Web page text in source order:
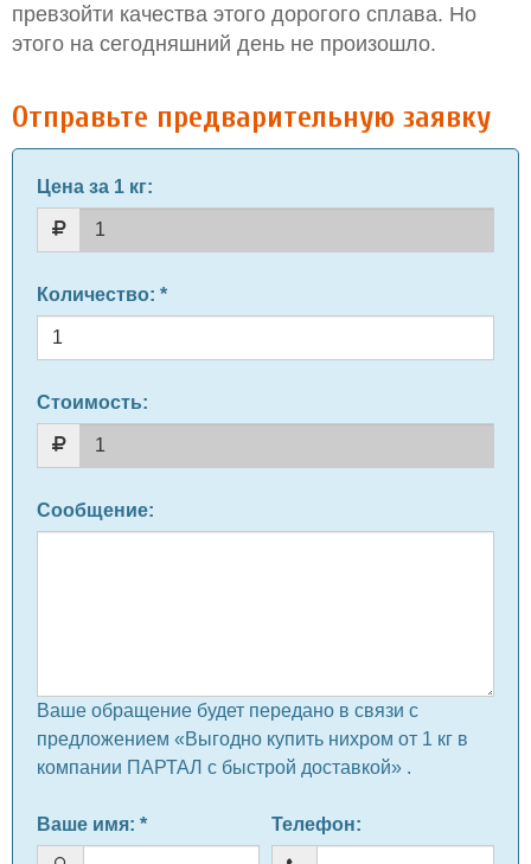
превзойти качества этого дорогого сплава. Но
этого на сегодняшний день не произошло.
Отправьте предварительную заявку
Цена за 1 кг:
Количество: *
Стоимость:
Сообщение:
Ваше обращение будет передано в связи с
предложением «Выгодно купить нихром от 1 кг в
компании ПАРТАЛ с быстрой доставкой» .
Ваше имя: * Телефон: